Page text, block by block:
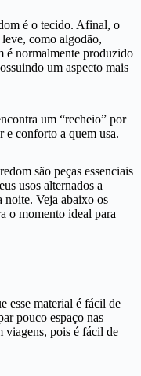
é o tecido. Afinal, o
como algodão,
é normalmente produzido
um aspecto mais
um “recheio” por
e conforto a quem usa.
são peças essenciais
usos alternados a
noite. Veja abaixo os
o momento ideal para
esse material é fácil de
pouco espaço nas
viagens, pois é fácil de